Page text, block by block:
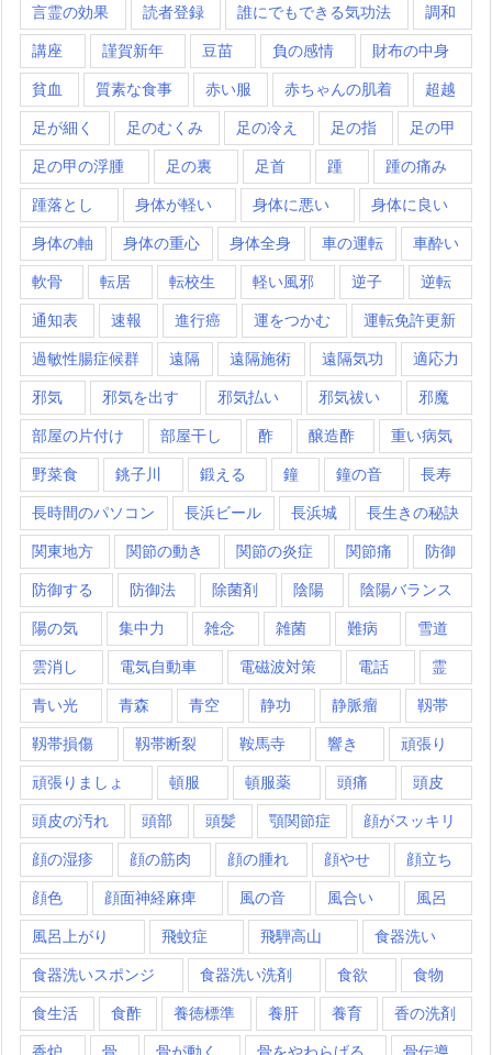
言霊の効果 読者登録 誰にでもできる気功法 調和
講座 謹賀新年 豆苗 負の感情 財布の中身
貧血 質素な食事 赤い服 赤ちゃんの肌着 超越
足が細く 足のむくみ 足の冷え 足の指 足の甲
足の甲の浮腫 足の裏 足首 踵 踵の痛み
踵落とし 身体が軽い 身体に悪い 身体に良い
身体の軸 身体の重心 身体全身 車の運転 車酔い
軟骨 転居 転校生 軽い風邪 逆子 逆転
通知表 速報 進行癌 運をつかむ 運転免許更新
過敏性腸症候群 遠隔 遠隔施術 遠隔気功 適応力
邪気 邪気を出す 邪気払い 邪気祓い 邪魔
部屋の片付け 部屋干し 酢 醸造酢 重い病気
野菜食 銚子川 鍛える 鐘 鐘の音 長寿
長時間のパソコン 長浜ビール 長浜城 長生きの秘訣
関東地方 関節の動き 関節の炎症 関節痛 防御
防御する 防御法 除菌剤 陰陽 陰陽バランス
陽の気 集中力 雑念 雑菌 難病 雪道
雲消し 電気自動車 電磁波対策 電話 霊
青い光 青森 青空 静功 静脈瘤 靱帯
靱帯損傷 靱帯断裂 鞍馬寺 響き 頑張り
頑張りましょ 頓服 頓服薬 頭痛 頭皮
頭皮の汚れ 頭部 頭髪 顎関節症 顔がスッキリ
顔の湿疹 顔の筋肉 顔の腫れ 顔やせ 顔立ち
顔色 顔面神経麻痺 風の音 風合い 風呂
風呂上がり 飛蚊症 飛騨高山 食器洗い
食器洗いスポンジ 食器洗い洗剤 食欲 食物
食生活 食酢 養徳標準 養肝 養育 香の洗剤
香炉 骨 骨が動く 骨をやわらげる 骨伝導